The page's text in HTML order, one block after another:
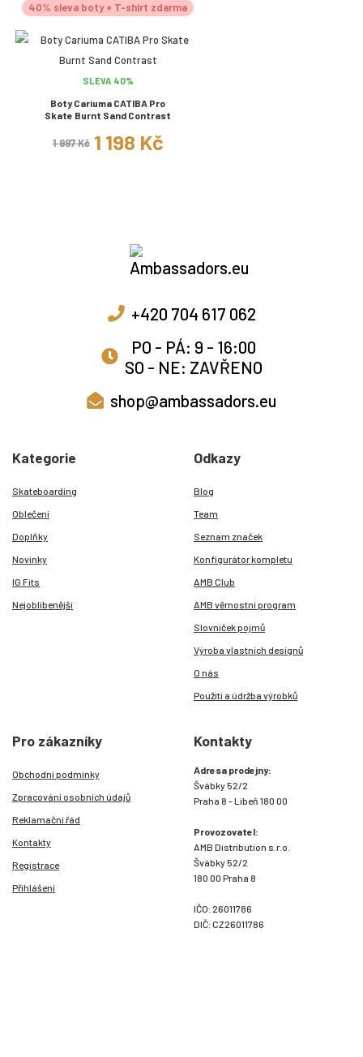
40% sleva boty + T-shirt zdarma
SLEVA 40%
Boty Cariuma CATIBA Pro
Skate Burnt Sand Contrast
1 997 Kč 1 198 Kč
+420 704 617 062
PO - PÁ: 9 - 16:00
SO - NE: ZAVŘENO
shop@ambassadors.eu
Kategorie
Skateboarding
Oblečení
Doplňky
Novinky
IG Fits
Nejoblíbenější
Odkazy
Blog
Team
Seznam značek
Konfigurátor kompletu
AMB Club
AMB věrnostní program
Slovníček pojmů
Výroba vlastních designů
O nás
Použití a údržba výrobků
Pro zákazníky
Obchodní podmínky
Zpracování osobních údajů
Reklamační řád
Kontakty
Registrace
Přihlášení
Kontakty
Adresa prodejny:
Švábky 52/2
Praha 8 - Libeň 180 00
Provozovatel:
AMB Distribution s.r.o.
Švábky 52/2
180 00 Praha 8
IČO: 26011786
DIČ: CZ26011786